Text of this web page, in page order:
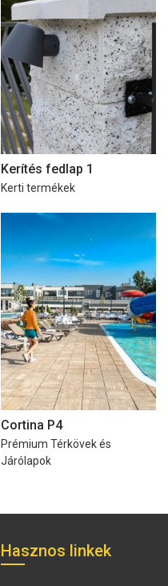
Kerítés fedlap 1
Kerti termékek
Cortina P4
Prémium Térkövek és
Járólapok
Hasznos linkek